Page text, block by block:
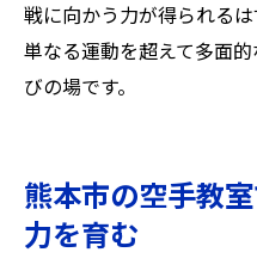
戦に向かう力が得られる
単なる運動を超えて多面
びの場です。
熊本市の空手教
力を育む